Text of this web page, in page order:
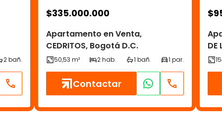
$335.000.000
Apartamento en Venta,
CEDRITOS, Bogotá D.C.
Contactar
$
DE